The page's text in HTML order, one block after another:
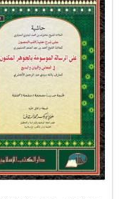
ini
memiliki
beberapa
varian.
Pilihan
ini
dapat
diambil
di
halaman
produk